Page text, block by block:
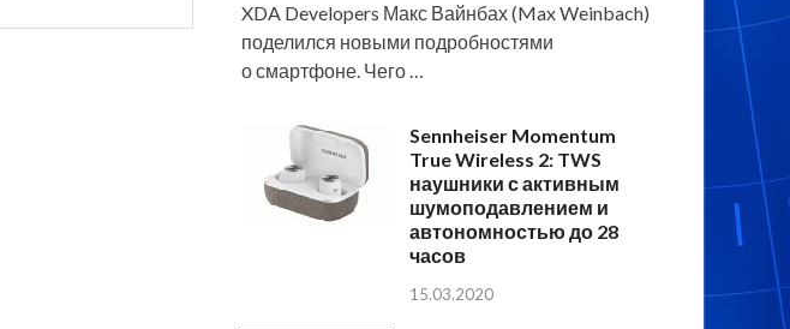
XDA Developers Макс Вайнбах (Max Weinbach)
поделился новыми подробностями
о смартфоне. Чего …
Sennheiser Momentum
True Wireless 2: TWS
наушники с активным
шумоподавлением и
автономностью до 28
часов
15.03.2020